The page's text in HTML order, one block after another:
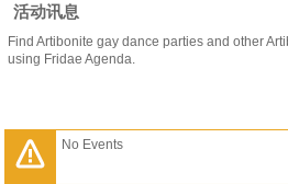
活动讯息
Find Artibonite gay dance parties and other
using Fridae Agenda.
No Events